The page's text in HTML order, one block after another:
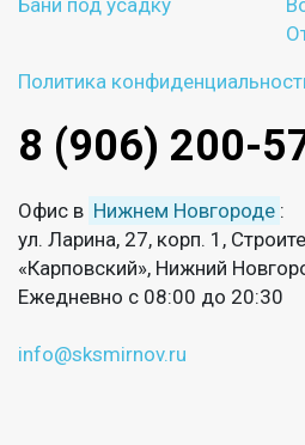
Бани под усадку
Политика
8 (906) 200-
Офис в Нижнем Новгороде :
ул. Ларина, 27, корп. 1,
«Карповский», Нижний
Ежедневно с 08:00 до 20:30
info@sksmirnov.ru